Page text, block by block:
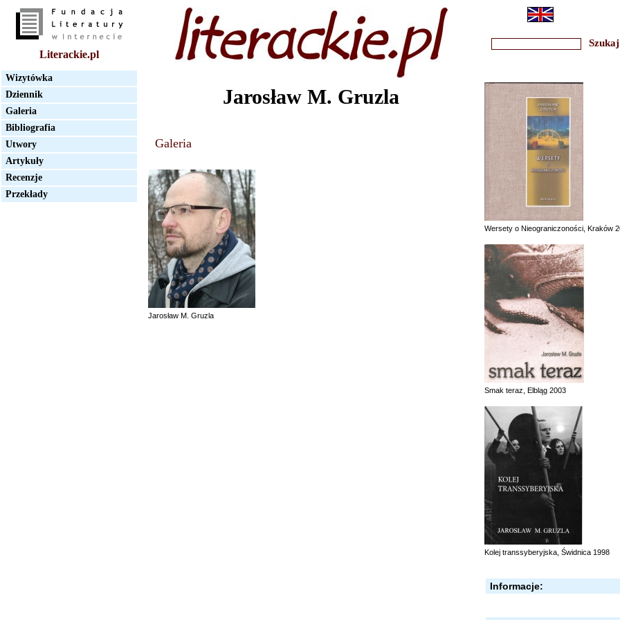
Literackie.pl
Wizytówka
Dziennik
Galeria
Bibliografia
Utwory
Artykuły
Recenzje
Przekłady
Jarosław M. Gruzla
Galeria
Jarosław M. Gruzla
Wersety o Nieograniczoności, Kraków
Smak teraz, Elbląg 2003
Kolej transsyberyjska, Świdnica 1998
Informacje: